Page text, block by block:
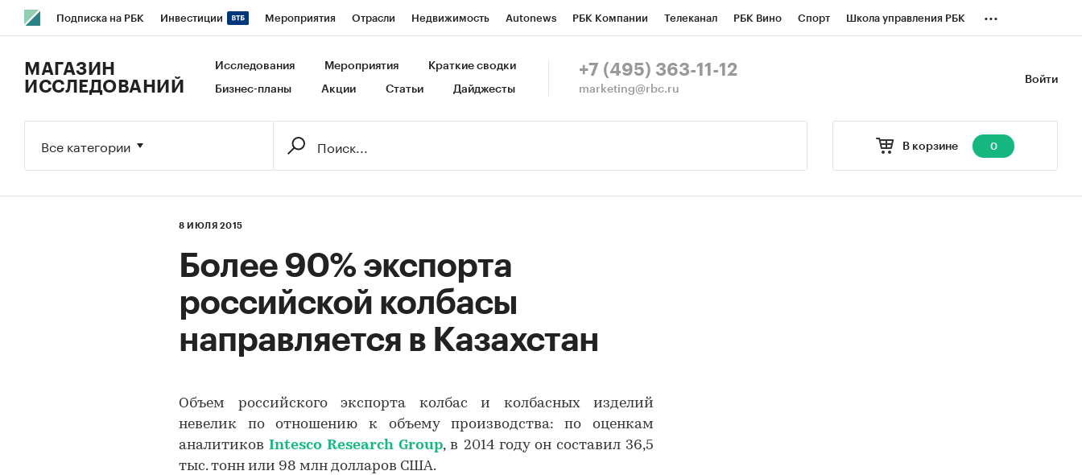
Подписка на РБК Инвестиции Мероприятия Отрасли Недвижимость Autonews РБК Компании Телеканал РБК Вино Спорт Школа управления РБК
Исследования Кредитные рейтинги Франшизы Газета Спецпроекты СПб Конференции СПб Спецпроекты
...
Войти
МАГАЗИН
ИССЛЕДОВАНИЙ
Исследования Мероприятия Краткие сводки
Бизнес-планы Акции Статьи Дайджесты
+7 (495) 363-11-12
marketing@rbc.ru
В корзине 0
Все категории
8 ИЮЛЯ 2015
Более 90% экспорта
российской колбасы
направляется в Казахстан
Объем российского экспорта колбас и колбасных изделий
невелик по отношению к объему производства: по оценкам
аналитиковIntesco Research Group, в 2014 году он составил 36,5
тыс. тонн или 98 млн долларов США.